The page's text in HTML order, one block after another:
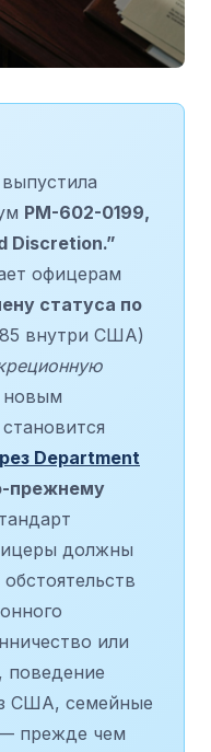
PM-602-0199,
Discretion.”
офицерам
статуса по
внутри США)
новым
Department
прежнему
должны
или
поведение
США, семейные
прежде чем